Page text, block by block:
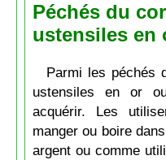
Péchés du
ustensiles en
Parmi les péchés
ustensiles en or
acquérir. Les
manger ou boire
argent ou comme